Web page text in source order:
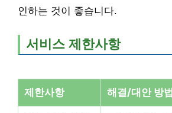
인하는 것이 좋습니다.
서비스 제한사항
제한사항 해결/대안 방법